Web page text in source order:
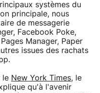
systèmes du
principale, nous
de messagerie
Facebook Poke,
Manager, Paper
issues des rachats
le New York Times, le
qu'à l'avenir